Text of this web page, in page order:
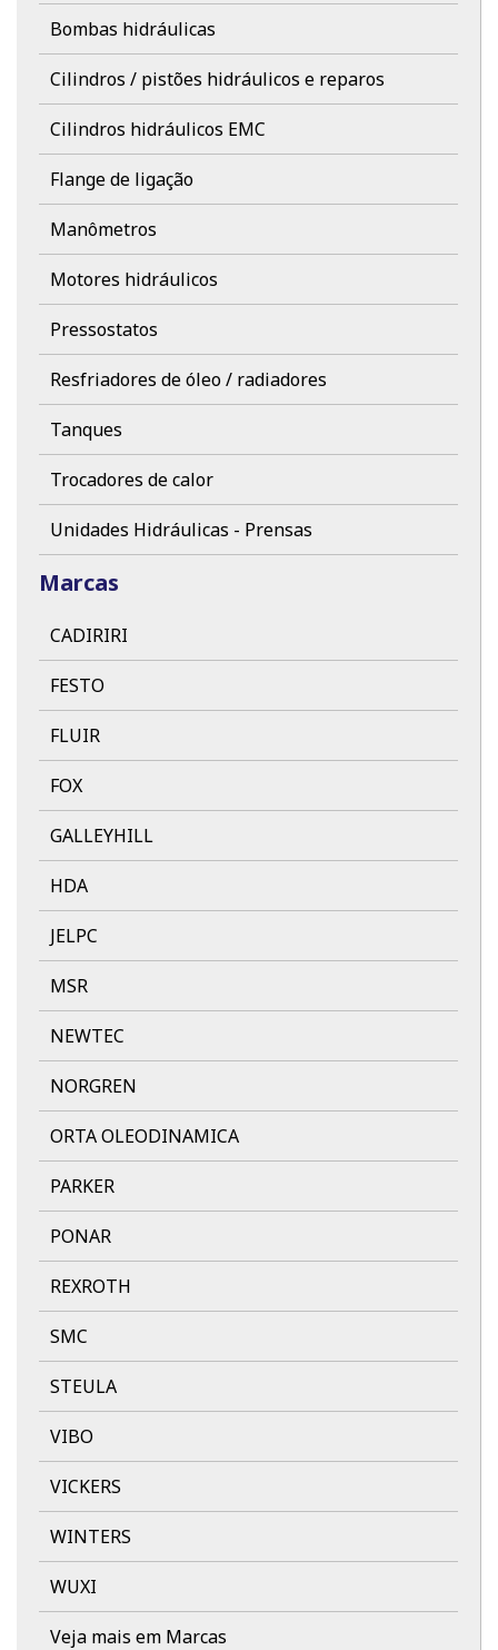
Bombas hidráulicas
Cilindros / pistões hidráulicos e reparos
Cilindros hidráulicos EMC
Flange de ligação
Manômetros
Motores hidráulicos
Pressostatos
Resfriadores de óleo / radiadores
Tanques
Trocadores de calor
Unidades Hidráulicas - Prensas
Marcas
CADIRIRI
FESTO
FLUIR
FOX
GALLEYHILL
HDA
JELPC
MSR
NEWTEC
NORGREN
ORTA OLEODINAMICA
PARKER
PONAR
REXROTH
SMC
STEULA
VIBO
VICKERS
WINTERS
WUXI
Veja mais em Marcas